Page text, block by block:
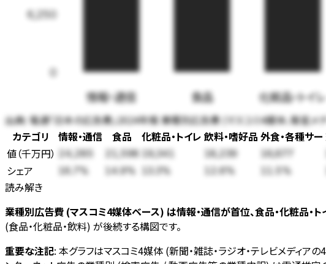
0
6,250
情報・通信 食品 化粧品・トイレ
出典:電通「日本の広告費」2024年版 業種別広告費 (マスコミ4媒体、衛星メ
カテゴリ
情報・通信 食品 化粧品・トイレ 飲料・嗜好品 外食・各種サー
値（千万円） 24,285 21,598 19,341 18,239 16,677
シェア 16.7% 14.9% 13.3% 12.6% 11.5%
読み解き
業種別広告費 (マスコミ4媒体ベース) は情報・通信が首位、食品・化粧品・ト
(食品・化粧品・飲料) が後続する構図です。
重要な注記: 本グラフはマスコミ4媒体 (新聞・雑誌・ラジオ・テレビメディア